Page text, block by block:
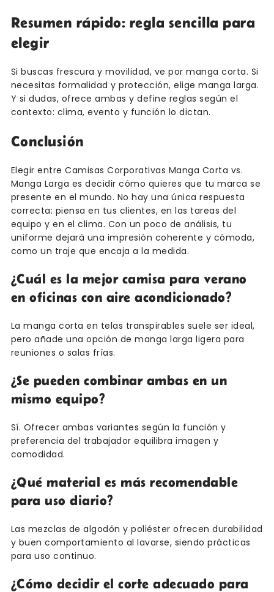
Resumen rápido: regla sencilla para
elegir
Si buscas frescura y movilidad, ve por manga corta. Si
necesitas formalidad y protección, elige manga larga.
Y si dudas, ofrece ambas y define reglas según el
contexto: clima, evento y función lo dictan.
Conclusión
Elegir entre Camisas Corporativas Manga Corta vs.
Manga Larga es decidir cómo quieres que tu marca se
presente en el mundo. No hay una única respuesta
correcta: piensa en tus clientes, en las tareas del
equipo y en el clima. Con un poco de análisis, tu
uniforme dejará una impresión coherente y cómoda,
como un traje que encaja a la medida.
¿Cuál es la mejor camisa para verano
en oficinas con aire acondicionado?
La manga corta en telas transpirables suele ser ideal,
pero añade una opción de manga larga ligera para
reuniones o salas frías.
¿Se pueden combinar ambas en un
mismo equipo?
Sí. Ofrecer ambas variantes según la función y
preferencia del trabajador equilibra imagen y
comodidad.
¿Qué material es más recomendable
para uso diario?
Las mezclas de algodón y poliéster ofrecen durabilidad
y buen comportamiento al lavarse, siendo prácticas
para uso continuo.
¿Cómo decidir el corte adecuado para